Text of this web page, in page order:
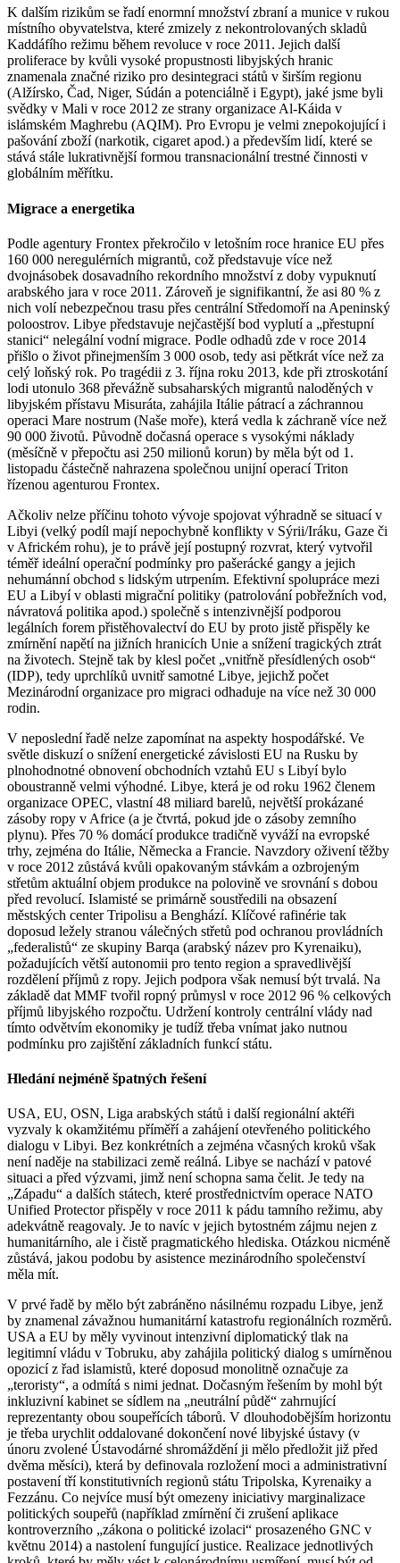
K dalším rizikům se řadí enormní množství zbraní a munice v rukou
místního obyvatelstva, které zmizely z nekontrolovaných skladů
Kaddáfího režimu během revoluce v roce 2011. Jejich další
proliferace by kvůli vysoké propustnosti libyjských hranic
znamenala značné riziko pro desintegraci států v širším regionu
(Alžírsko, Čad, Niger, Súdán a potenciálně i Egypt), jaké jsme byli
svědky v Mali v roce 2012 ze strany organizace Al-Káida v
islámském Maghrebu (AQIM). Pro Evropu je velmi znepokojující i
pašování zboží (narkotik, cigaret apod.) a především lidí, které se
stává stále lukrativnější formou transnacionální trestné činnosti v
globálním měřítku.
Migrace a energetika
Podle agentury Frontex překročilo v letošním roce hranice EU přes
160 000 neregulérních migrantů, což představuje více než
dvojnásobek dosavadního rekordního množství z doby vypuknutí
arabského jara v roce 2011. Zároveň je signifikantní, že asi 80 % z
nich volí nebezpečnou trasu přes centrální Středomoří na Apeninský
poloostrov. Libye představuje nejčastější bod vyplutí a „přestupní
stanici“ nelegální vodní migrace. Podle odhadů zde v roce 2014
přišlo o život přinejmenším 3 000 osob, tedy asi pětkrát více než za
celý loňský rok. Po tragédii z 3. října roku 2013, kde při ztroskotání
lodi utonulo 368 převážně subsaharských migrantů naloděných v
libyjském přístavu Misuráta, zahájila Itálie pátrací a záchrannou
operaci Mare nostrum (Naše moře), která vedla k záchraně více než
90 000 životů. Původně dočasná operace s vysokými náklady
(měsíčně v přepočtu asi 250 milionů korun) by měla být od 1.
listopadu částečně nahrazena společnou unijní operací Triton
řízenou agenturou Frontex.
Ačkoliv nelze příčinu tohoto vývoje spojovat výhradně se situací v
Libyi (velký podíl mají nepochybně konflikty v Sýrii/Iráku, Gaze či
v Africkém rohu), je to právě její postupný rozvrat, který vytvořil
téměř ideální operační podmínky pro pašerácké gangy a jejich
nehumánní obchod s lidským utrpením. Efektivní spolupráce mezi
EU a Libyí v oblasti migrační politiky (patrolování pobřežních vod,
návratová politika apod.) společně s intenzivnější podporou
legálních forem přistěhovalectví do EU by proto jistě přispěly ke
zmírnění napětí na jižních hranicích Unie a snížení tragických ztrát
na životech. Stejně tak by klesl počet „vnitřně přesídlených osob“
(IDP), tedy uprchlíků uvnitř samotné Libye, jejichž počet
Mezinárodní organizace pro migraci odhaduje na více než 30 000
rodin.
V neposlední řadě nelze zapomínat na aspekty hospodářské. Ve
světle diskuzí o snížení energetické závislosti EU na Rusku by
plnohodnotné obnovení obchodních vztahů EU s Libyí bylo
oboustranně velmi výhodné. Libye, která je od roku 1962 členem
organizace OPEC, vlastní 48 miliard barelů, největší prokázané
zásoby ropy v Africe (a je čtvrtá, pokud jde o zásoby zemního
plynu). Přes 70 % domácí produkce tradičně vyváží na evropské
trhy, zejména do Itálie, Německa a Francie. Navzdory oživení těžby
v roce 2012 zůstává kvůli opakovaným stávkám a ozbrojeným
střetům aktuální objem produkce na polovině ve srovnání s dobou
před revolucí. Islamisté se primárně soustředili na obsazení
městských center Tripolisu a Benghází. Klíčové rafinérie tak
doposud ležely stranou válečných střetů pod ochranou provládních
„federalistů“ ze skupiny Barqa (arabský název pro Kyrenaiku),
požadujících větší autonomii pro tento region a spravedlivější
rozdělení příjmů z ropy. Jejich podpora však nemusí být trvalá. Na
základě dat MMF tvořil ropný průmysl v roce 2012 96 % celkových
příjmů libyjského rozpočtu. Udržení kontroly centrální vlády nad
tímto odvětvím ekonomiky je tudíž třeba vnímat jako nutnou
podmínku pro zajištění základních funkcí státu.
Hledání nejméně špatných řešení
USA, EU, OSN, Liga arabských států i další regionální aktéři
vyzvaly k okamžitému příměří a zahájení otevřeného politického
dialogu v Libyi. Bez konkrétních a zejména včasných kroků však
není naděje na stabilizaci země reálná. Libye se nachází v patové
situaci a před výzvami, jimž není schopna sama čelit. Je tedy na
„Západu“ a dalších státech, které prostřednictvím operace NATO
Unified Protector přispěly v roce 2011 k pádu tamního režimu, aby
adekvátně reagovaly. Je to navíc v jejich bytostném zájmu nejen z
humanitárního, ale i čistě pragmatického hlediska. Otázkou nicméně
zůstává, jakou podobu by asistence mezinárodního společenství
měla mít.
V prvé řadě by mělo být zabráněno násilnému rozpadu Libye, jenž
by znamenal závažnou humanitární katastrofu regionálních rozměrů.
USA a EU by měly vyvinout intenzivní diplomatický tlak na
legitimní vládu v Tobruku, aby zahájila politický dialog s umírněnou
opozicí z řad islamistů, které doposud monolitně označuje za
„teroristy“, a odmítá s nimi jednat. Dočasným řešením by mohl být
inkluzivní kabinet se sídlem na „neutrální půdě“ zahrnující
reprezentanty obou soupeřících táborů. V dlouhodobějším horizontu
je třeba urychlit oddalované dokončení nové libyjské ústavy (v
únoru zvolené Ústavodárné shromáždění ji mělo předložit již před
dvěma měsíci), která by definovala rozložení moci a administrativní
postavení tří konstitutivních regionů státu Tripolska, Kyrenaiky a
Fezzánu. Co nejvíce musí být omezeny iniciativy marginalizace
politických soupeřů (například zmírnění či zrušení aplikace
kontroverzního „zákona o politické izolaci“ prosazeného GNC v
květnu 2014) a nastolení fungující justice. Realizace jednotlivých